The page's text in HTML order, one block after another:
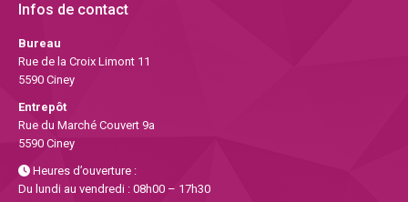
Infos de contact
Bureau
Rue de la Croix Limont 11
5590 Ciney
Entrepôt
Rue du Marché Couvert 9a
5590 Ciney
Heures d’ouverture :
Du lundi au vendredi : 08h00 – 17h30